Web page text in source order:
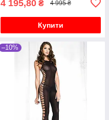
4 195,80 ₴ 4 995 ₴
Купити
–10%